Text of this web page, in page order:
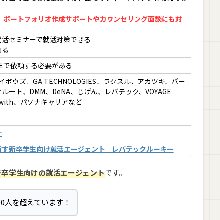
くある質問
装を着ればいい？
ポートフォリオ作成サポートやカウンセリング面談にも対
セミナーで就活対策できる
依頼する必要がある
ウズ、GA TECHNOLOGIES、ラクスル、アカツキ、パー
ート、DMM、DeNA、じげん、レバテック、VOYAGE
、パソナキャリアなど
新卒学生向け就活エージェント｜レバテックルーキー
学生向けの就活エージェントです。
を超えています！